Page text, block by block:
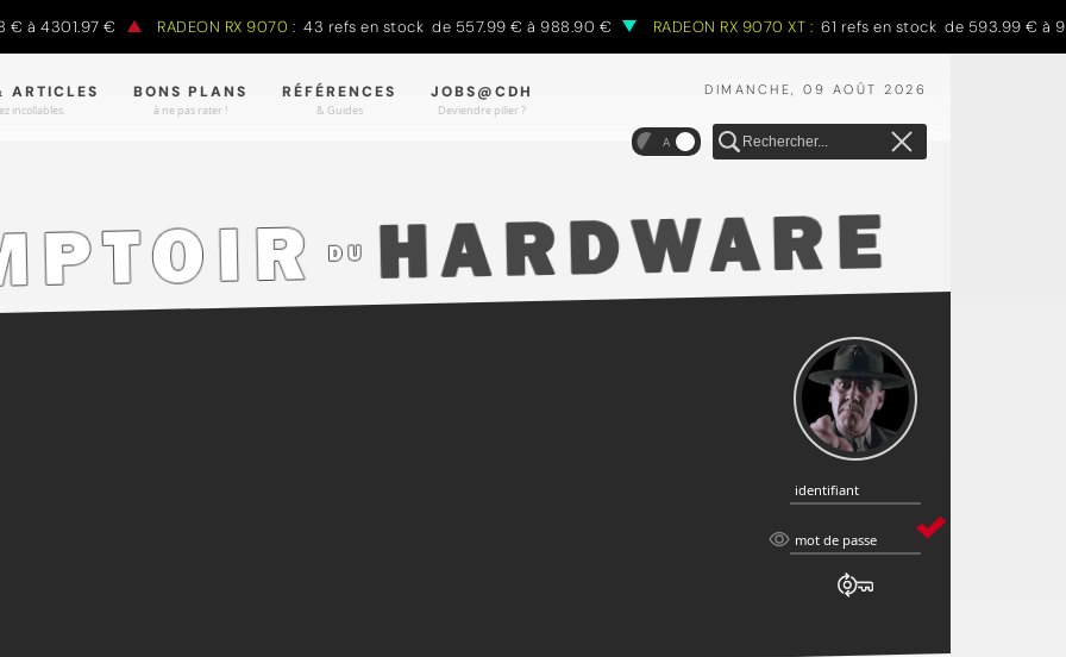
à 4301.97 € RADEON RX 9070 : 43 refs en stock de 557.99 € à 988.90 € RADEON RX 9070 XT : 61 refs en stock de 593.99 € à
DIMANCHE, 09 AOÛT 2026
ARTICLES
incollables.
BONS PLANS
à ne pas rater !
RÉFÉRENCES
& Guides
JOBS@CDH
Deviendre pilier ?
A
identifiant
identifiant
mot
mot de passe